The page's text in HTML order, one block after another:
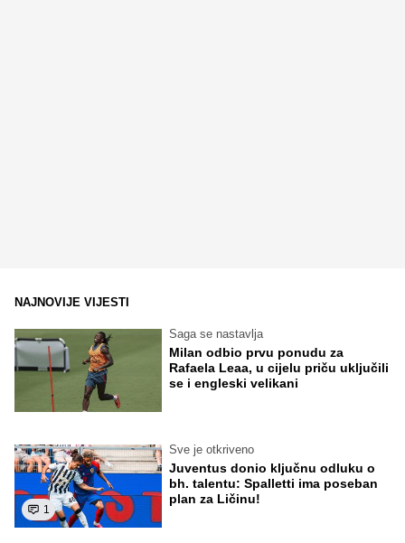
NAJNOVIJE VIJESTI
Saga se nastavlja
Milan odbio prvu ponudu za
Rafaela Leaa, u cijelu priču uključili
se i engleski velikani
1
Sve je otkriveno
Juventus donio ključnu odluku o
bh. talentu: Spalletti ima poseban
plan za Ličinu!